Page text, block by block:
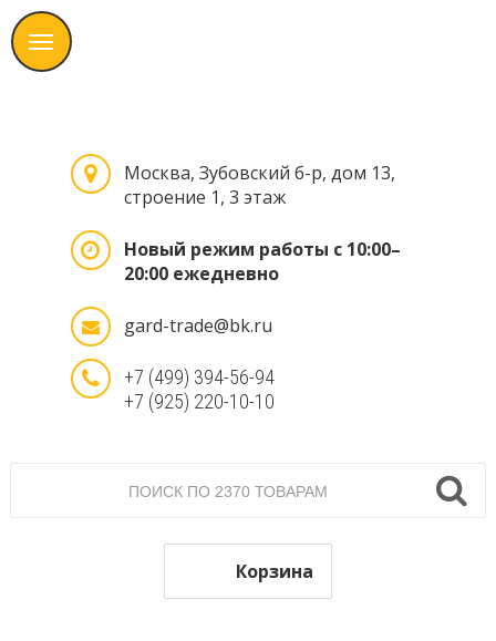
Москва, Зубовский б-р, дом 13,
строение 1, 3 этаж
Новый режим работы с 10:00–
20:00 ежедневно
gard-trade@bk.ru
+7 (499) 394-56-94
+7 (925) 220-10-10
Корзина